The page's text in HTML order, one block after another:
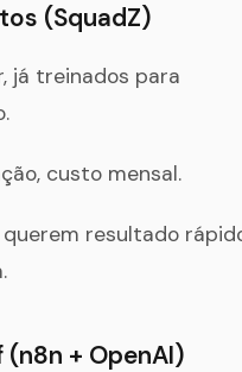
(SquadZ)
já treinados para
custo mensal.
resultado
(n8n + OpenAI)